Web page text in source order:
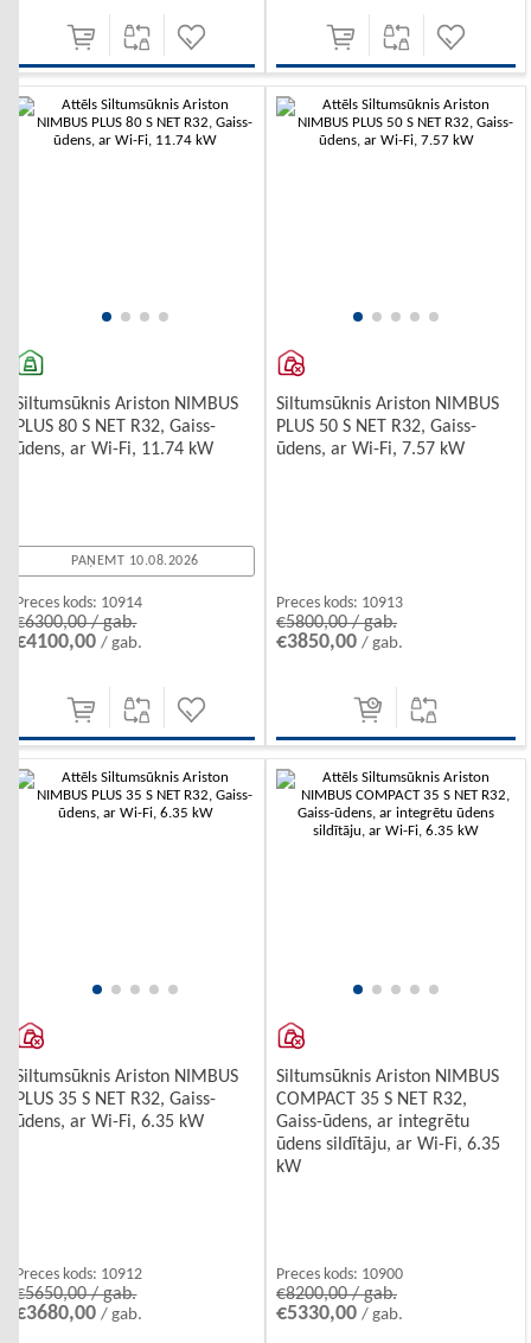
Siltumsūknis Ariston NIMBUS
PLUS 80 S NET R32, Gaiss-
ūdens, ar Wi-Fi, 11.74 kW
PAŅEMT 10.08.2026
Preces kods: 10914
€6300,00 / gab.
€4100,00/ gab.
Siltumsūknis Ariston NIMBUS
PLUS 50 S NET R32, Gaiss-
ūdens, ar Wi-Fi, 7.57 kW
Preces kods: 10913
€5800,00 / gab.
€3850,00 / gab.
Siltumsūknis Ariston NIMBUS
PLUS 35 S NET R32, Gaiss-
ūdens, ar Wi-Fi, 6.35 kW
Preces kods: 10912
€5650,00 / gab.
€3680,00/ gab.
Siltumsūknis Ariston NIMBUS
COMPACT 35 S NET R32,
Gaiss-ūdens, ar integrētu
ūdens sildītāju, ar Wi-Fi, 6.35
kW
Preces kods: 10900
€8200,00 / gab.
€5330,00 / gab.